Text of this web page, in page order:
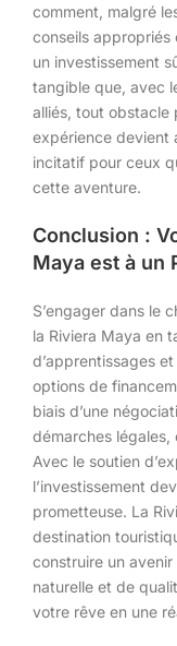
comment, malgré
conseils appropriés
un investissement
tangible que, avec
alliés, tout obstacle
expérience devient
incitatif pour ceux
cette aventure.
Conclusion :
Maya est à un
S’engager dans le
la Riviera Maya en
d’apprentissages
options de
biais d’une
démarches légales,
Avec le soutien
l’investissement
prometteuse. La
destination
construire un
naturelle et de
votre rêve en une